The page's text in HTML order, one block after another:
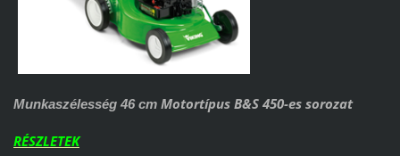
Munkaszélesség 46 cm Motortípus B&S 450-es sorozat
RÉSZLETEK